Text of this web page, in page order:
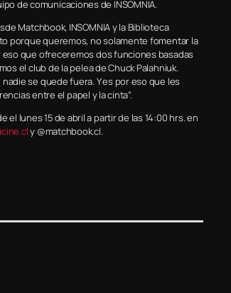
de comunicaciones de INSOMNIA.
Matchbook, INSOMNIA y la Biblioteca
porque queremos, no solamente fomentar la
que ofreceremos dos funciones basadas
el club de la pelea de Chuck Palahniuk.
se quede fuera. Y es por eso que les
entre el papel y la cinta”.
lunes 15 de abril a partir de las 14:00 hrs. en
y @matchbook.cl.